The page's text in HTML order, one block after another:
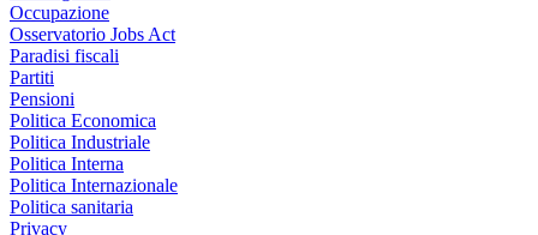
Occupazione
Osservatorio Jobs Act
Paradisi fiscali
Partiti
Pensioni
Politica Economica
Politica Industriale
Politica Interna
Politica Internazionale
Politica sanitaria
Privacy